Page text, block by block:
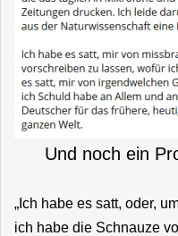
Und noch ein
„Ich habe es satt, oder,
ich habe die Schnauze